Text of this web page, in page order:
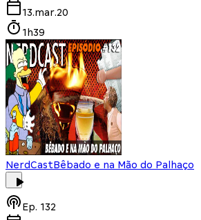
13.mar.20
1h39
NerdCastBêbado e na Mão do Palhaço
Ep. 132